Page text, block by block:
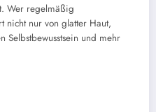
Wer regelmäßig
nicht nur von glatter Haut,
Selbstbewusstsein und mehr